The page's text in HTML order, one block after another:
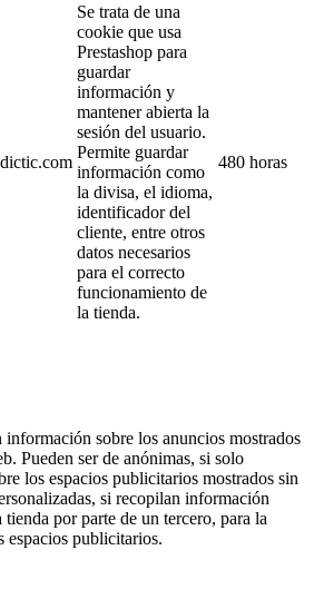
Se trata de una
cookie que usa
Prestashop para
guardar
información y
mantener abierta la
sesión del usuario.
Permite guardar
información como
la divisa, el idioma,
identificador del
cliente, entre otros
datos necesarios
para el correcto
funcionamiento de
la tienda.
480 horas
información sobre los anuncios mostrados
Pueden ser de anónimas, si solo
los espacios publicitarios mostrados sin
si recopilan información
por parte de un tercero, para la
espacios publicitarios.